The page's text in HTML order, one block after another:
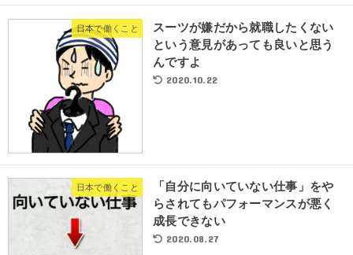
日本で働くこと
スーツが嫌だから就職したくない
という意見があっても良いと思う
んですよ
2020.10.22
日本で働くこと
「自分に向いていない仕事」をや
らされてもパフォーマンスが悪く
成長できない
2020.08.27